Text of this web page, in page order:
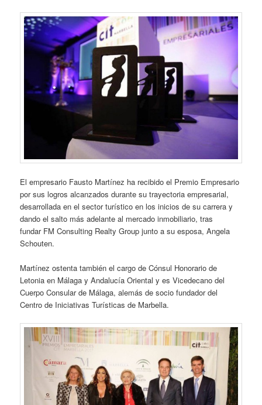
El empresario Fausto Martínez ha recibido el Premio Empresario
por sus logros alcanzados durante su trayectoria empresarial,
desarrollada en el sector turístico en los inicios de su carrera y
dando el salto más adelante al mercado inmobiliario, tras
fundar FM Consulting Realty Group junto a su esposa, Angela
Schouten.
Martínez ostenta también el cargo de Cónsul Honorario de
Letonia en Málaga y Andalucía Oriental y es Vicedecano del
Cuerpo Consular de Málaga, alemás de socio fundador del
Centro de Iniciativas Turísticas de Marbella.